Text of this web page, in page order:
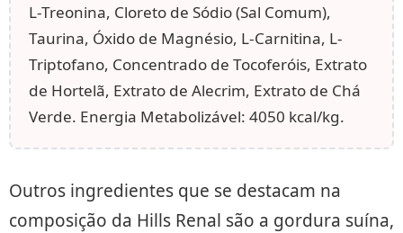
L-Treonina, Cloreto de Sódio (Sal Comum),
Taurina, Óxido de Magnésio, L-Carnitina, L-
Triptofano, Concentrado de Tocoferóis, Extrato
de Hortelã, Extrato de Alecrim, Extrato de Chá
Verde. Energia Metabolizável: 4050 kcal/kg.
Outros ingredientes que se destacam na
composição da Hills Renal são a gordura suína,